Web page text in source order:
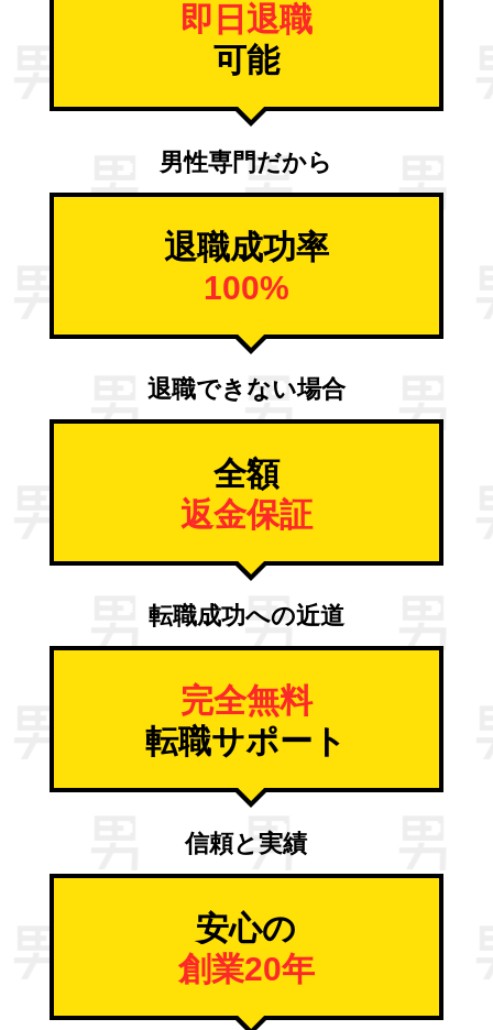
即日退職
可能
男性専門だから
退職成功率
100%
退職できない場合
全額
返金保証
転職成功への近道
完全無料
転職サポート
信頼と実績
安心の
創業20年